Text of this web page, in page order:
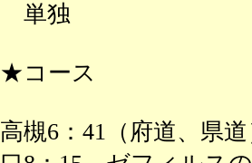
単独
★コース
高槻6：41（府道、県